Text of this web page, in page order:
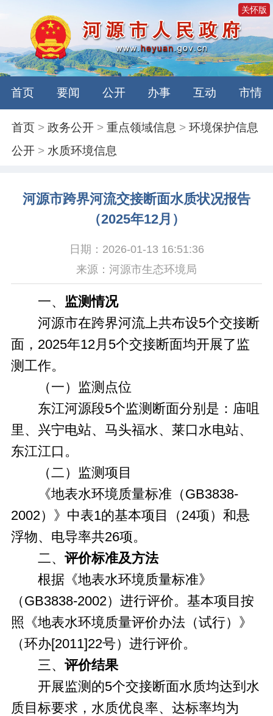
关怀版
首页 要闻 公开 办事 互动 市情
首页 >政务公开 >重点领域信息 >环境保护信息
公开 > 水质环境信息
河源市跨界河流交接断面水质状况报告
（2025年12月）
日期：2026-01-13 16:51:36
来源：河源市生态环境局
一、 监测情况
河源市在跨界河流上共布设5个交接断
面，2025年12月5个交接断面均开展了监
测工作。
（一）监测点位
东江河源段5个监测断面分别是：庙咀
里、兴宁电站、马头福水、莱口水电站、
东江江口。
（二）监测项目
《地表水环境质量标准（GB3838-
2002）》中表1的基本项目（24项）和悬
浮物、电导率共26项。
二、 评价标准及方法
根据《地表水环境质量标准》
（GB3838-2002）进行评价。基本项目按
照《地表水环境质量评价办法（试行）》
（环办[2011]22号）进行评价。
三、 评价结果
开展监测的5个交接断面水质均达到水
质目标要求，水质优良率、达标率均为